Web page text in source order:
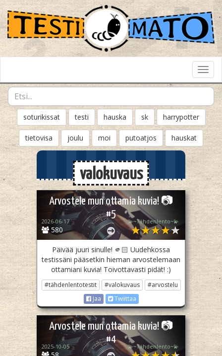
soturikissat testi hauska sk harrypotter
tietovisa joulu moi putoatjos hauskat
valokuvaus
Arvostele mun ottamia kuvia! 📷
#5
580
2026-06-17 💫~Tähdenlento~💫
Päivää juuri sinulle! 🫵🏻 Uudehkossa
testissäni pääsetkin hieman arvostelemaan
ottamiani kuvia! Toivottavasti pidät! :)
#tähdenlentotestit #valokuvaus
#arvostelu
Jaa
Twiittaa
Arvostele mun ottamia kuvia! 📷
#4
2025-10-05 💫~Tähdenlento~💫